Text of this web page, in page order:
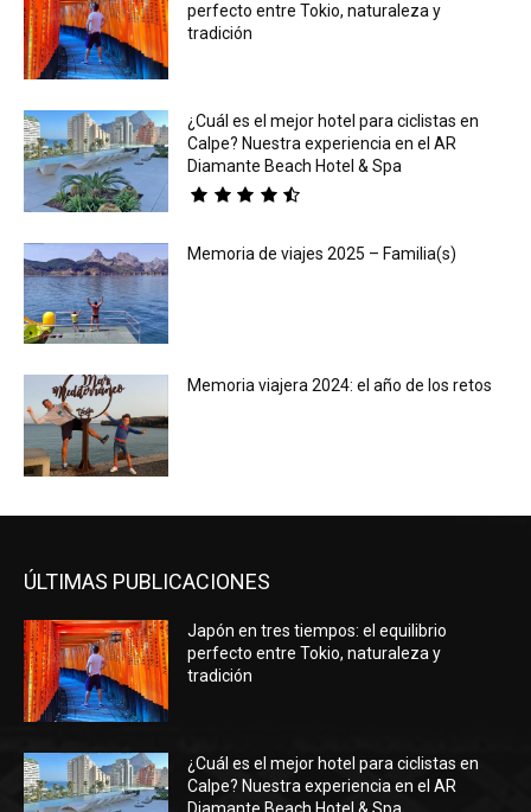
perfecto entre Tokio, naturaleza y
tradición
¿Cuál es el mejor hotel para ciclistas en
Calpe? Nuestra experiencia en el AR
Diamante Beach Hotel & Spa
Memoria de viajes 2025 – Familia(s)
Memoria viajera 2024: el año de los retos
ÚLTIMAS PUBLICACIONES
Japón en tres tiempos: el equilibrio
perfecto entre Tokio, naturaleza y
tradición
¿Cuál es el mejor hotel para ciclistas en
Calpe? Nuestra experiencia en el AR
Diamante Beach Hotel & Spa